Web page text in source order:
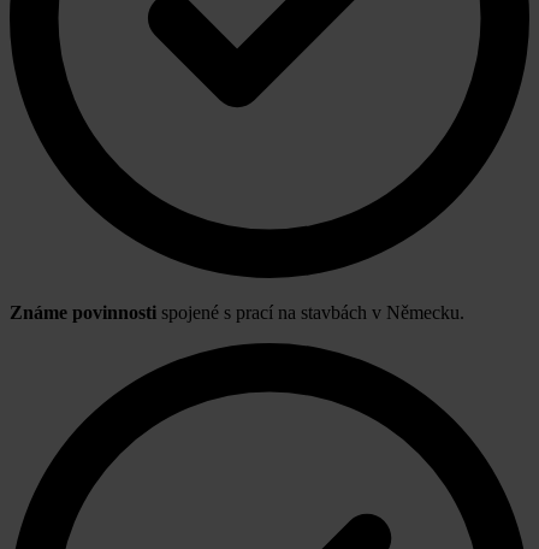
Známe povinnosti spojené s prací na stavbách v Německu.